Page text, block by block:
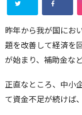
昨年から我が国にお
題を改善して経済を
が始まり、補助金な
正直なところ、中小
て資金不足が続けば